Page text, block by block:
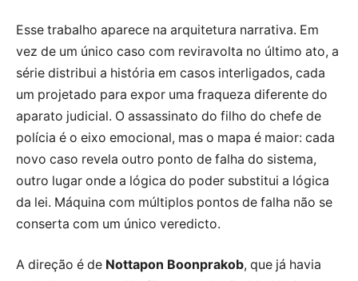
Esse trabalho aparece na arquitetura narrativa. Em
vez de um único caso com reviravolta no último ato, a
série distribui a história em casos interligados, cada
um projetado para expor uma fraqueza diferente do
aparato judicial. O assassinato do filho do chefe de
polícia é o eixo emocional, mas o mapa é maior: cada
novo caso revela outro ponto de falha do sistema,
outro lugar onde a lógica do poder substitui a lógica
da lei. Máquina com múltiplos pontos de falha não se
conserta com um único veredicto.
A direção é de Nottapon Boonprakob, que já havia